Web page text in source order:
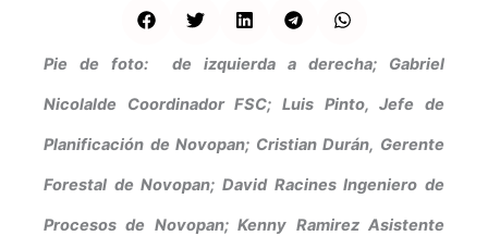
Pie de foto: de izquierda a derecha; Gabriel
Nicolalde Coordinador FSC; Luis Pinto, Jefe de
Planificación de Novopan; Cristian Durán, Gerente
Forestal de Novopan; David Racines Ingeniero de
Procesos de Novopan; Kenny Ramirez Asistente